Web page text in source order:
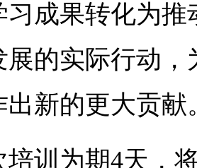
习成果转化为
展的实际行动
出新的更大贡献
培训为期4天，